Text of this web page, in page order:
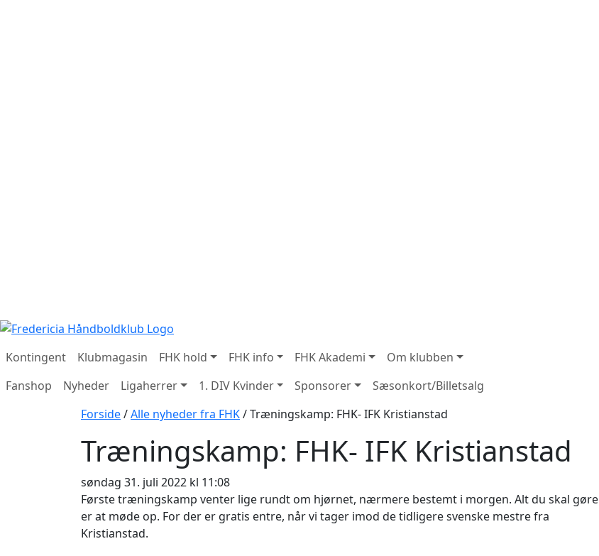
Kontingent Klubmagasin FHK hold FHK info FHK Akademi
Om klubben
Fanshop
Nyheder Ligaherrer 1. DIV Kvinder Sponsorer
Sæsonkort/Billetsalg
Forside/Alle nyheder fra FHK/Træningskamp: FHK- IFK Kristianstad
Træningskamp: FHK- IFK Kristianstad
søndag 31. juli 2022 kl 11:08
Første træningskamp venter lige rundt om hjørnet, nærmere bestemt i morgen. Alt du skal gøre
er at møde op. For der er gratis entre, når vi tager imod de tidligere svenske mestre fra
Kristianstad.